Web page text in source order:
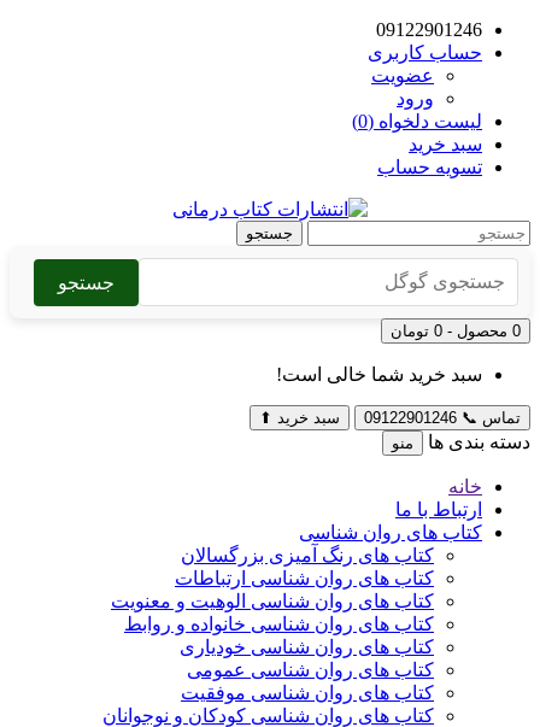
09122901246
حساب کاربری
عضویت
ورود
لیست دلخواه (0)
سبد خرید
تسویه حساب
جستجو
جستجو
0 محصول - 0 تومان
سبد خرید شما خالی است!
تماس 📞
09122901246 سبد خرید ⬆
دسته بندی ها منو
خانه
ارتباط با ما
کتاب های روان شناسی
کتاب های رنگ آمیزی بزرگسالان
کتاب های روان شناسی ارتباطات
کتاب های روان شناسی الوهیت و معنویت
کتاب های روان شناسی خانواده و روابط
کتاب های روان شناسی خودیاری
کتاب های روان شناسی عمومی
کتاب های روان شناسی موفقیت
کتاب های روان شناسی کودکان و نوجوانان